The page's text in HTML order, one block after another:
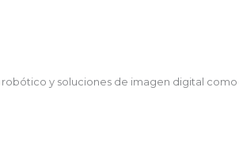
y soluciones de imagen digital